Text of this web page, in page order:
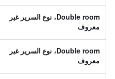
Double room، نوع السرير غير
معروف
Double room، نوع السرير غير
معروف